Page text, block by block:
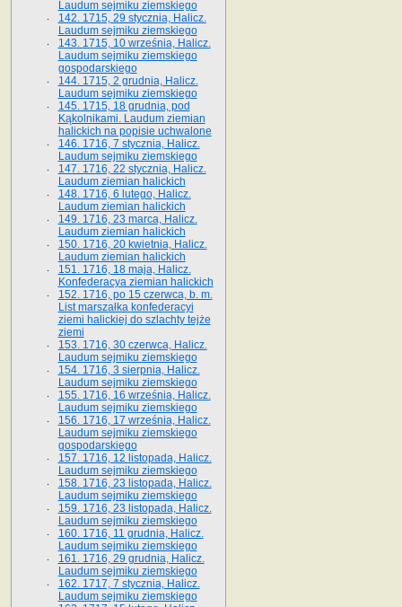
Laudum sejmiku ziemskiego
142. 1715, 29 stycznia, Halicz.
Laudum sejmiku ziemskiego
143. 1715, 10 września, Halicz.
Laudum sejmiku ziemskiego
gospodarskiego
144. 1715, 2 grudnia, Halicz.
Laudum sejmiku ziemskiego
145. 1715, 18 grudnia, pod
Kąkolnikami. Laudum ziemian
halickich na popisie uchwalone
146. 1716, 7 stycznia, Halicz.
Laudum sejmiku ziemskiego
147. 1716, 22 stycznia, Halicz.
Laudum ziemian halickich
148. 1716, 6 lutego, Halicz.
Laudum ziemian halickich
149. 1716, 23 marca, Halicz.
Laudum ziemian halickich
150. 1716, 20 kwietnia, Halicz.
Laudum ziemian halickich
151. 1716, 18 maja, Halicz.
Konfederacya ziemian halickich
152. 1716, po 15 czerwca, b. m.
List marszałka konfederacyi
ziemi halickiej do szlachty tejże
ziemi
153. 1716, 30 czerwca, Halicz.
Laudum sejmiku ziemskiego
154. 1716, 3 sierpnia, Halicz.
Laudum sejmiku ziemskiego
155. 1716, 16 września, Halicz.
Laudum sejmiku ziemskiego
156. 1716, 17 września, Halicz.
Laudum sejmiku ziemskiego
gospodarskiego
157. 1716, 12 listopada, Halicz.
Laudum sejmiku ziemskiego
158. 1716, 23 listopada, Halicz.
Laudum sejmiku ziemskiego
159. 1716, 23 listopada, Halicz.
Laudum sejmiku ziemskiego
160. 1716, 11 grudnia, Halicz.
Laudum sejmiku ziemskiego
161. 1716, 29 grudnia, Halicz.
Laudum sejmiku ziemskiego
162. 1717, 7 stycznia, Halicz.
Laudum sejmiku ziemskiego